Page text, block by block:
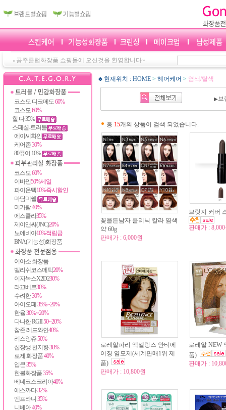
공주클럽화장품 쇼핑몰에 오신것을 환영합니다~.
코스모 디코메도60%
코스모60%
힐 다 35%
스페셜-트러블
에이씨화인
케어존30%
80퓨어 10%
코스모60%
이바인50%세일
파이온텍10%즉시할인
마담미쉘
미가람40%
에스클라35%
제이앤씨(JNC)20%
노에비아10%적립금
BNA(기능성)화장품
이아소 화장품
벨리쉬코스메틱20%
이자녹스X2D230%
라끄베르30%
수려한30%
아이오페 35%~20%
한율30%~20%
다나한 RGII50~20%
참존 레드와인40%
리스앙쥬50%
십장생 천지향30%
로제 화장품40%
입큰35%
한불화장품35%
베네코스코리아40%
에스까다32%
엔프라니 35%
니베아40%
♣ 현재위치 : HOME > 헤어케어 > 염색/탈색
▶브
총 15개의 상품이 검색 되었습니다.
꽃을든남자 클리닉 칼라 염색
약 60g
판매가 : 6,000원
브릿지 커버
판매가 :
로레알파리 엑셀랑스 안티에
이징 염모제(세계판매1위 제
품)
판매가 : 10,800원
로레알 NEW
품)
판매가 :